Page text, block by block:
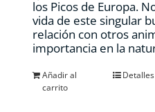
los Picos de Europa.
vida de este singular
relación con otros
importancia en la
Añadir al
carrito
Detalles